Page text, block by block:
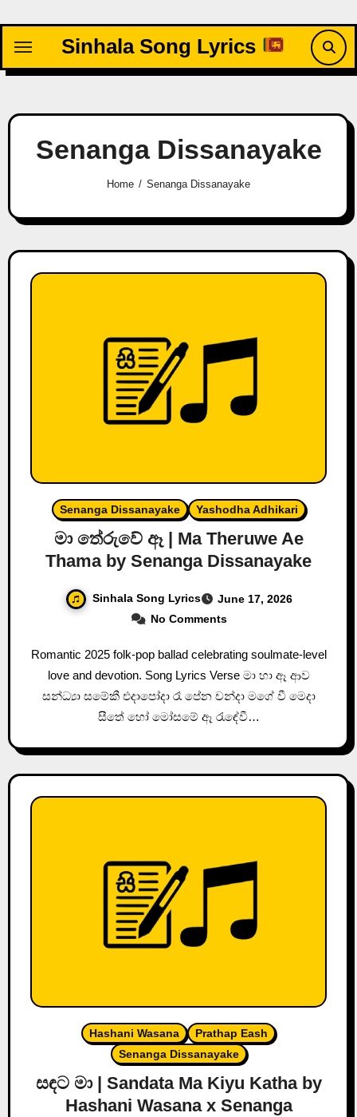
content
Sinhala Song Lyrics
Senanga Dissanayake
Home Senanga Dissanayake
Senanga Dissanayake Yashodha Adhikari
මා තේරුවේ ඈ | Ma Theruwe Ae
Thama by Senanga Dissanayake
Sinhala Song Lyrics
June 17, 2026
No Comments
Romantic 2025 folk-pop ballad celebrating soulmate-level
love and devotion. Song Lyrics Verse මා හා ඈ ආව
සන්ධ්‍යා සමේකී එදාපෝදා රෑ පේන චන්දා මගේ වී මෙදා
සීතේ හෝ මෝසමේ ඈ රැඳේවී…
Hashani Wasana
Prathap Eash
Senanga Dissanayake
සඳට මා | Sandata Ma Kiyu Katha by
Hashani Wasana x Senanga